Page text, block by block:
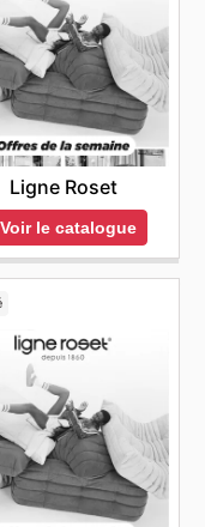
Ligne Roset
Voir le catalogue